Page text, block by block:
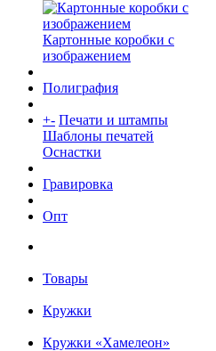
Картонные коробки с
изображением
Полиграфия
+- Печати и штампы
Шаблоны печатей
Оснастки
Гравировка
Опт
Товары
Кружки
Кружки «Хамелеон»